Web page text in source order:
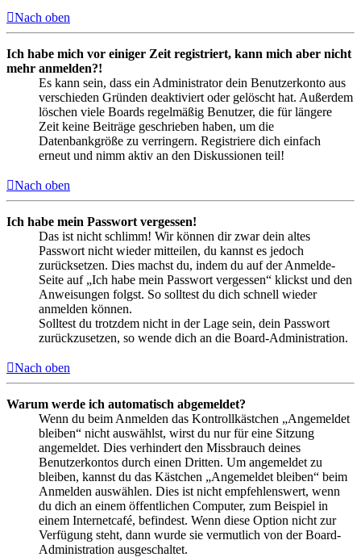
Nach oben
Ich habe mich vor einiger Zeit registriert, kann mich aber nicht
mehr anmelden?!
Es kann sein, dass ein Administrator dein Benutzerkonto aus
verschieden Gründen deaktiviert oder gelöscht hat. Außerdem
löschen viele Boards regelmäßig Benutzer, die für längere
Zeit keine Beiträge geschrieben haben, um die
Datenbankgröße zu verringern. Registriere dich einfach
erneut und nimm aktiv an den Diskussionen teil!
Nach oben
Ich habe mein Passwort vergessen!
Das ist nicht schlimm! Wir können dir zwar dein altes
Passwort nicht wieder mitteilen, du kannst es jedoch
zurücksetzen. Dies machst du, indem du auf der Anmelde-
Seite auf „Ich habe mein Passwort vergessen“ klickst und den
Anweisungen folgst. So solltest du dich schnell wieder
anmelden können.
Solltest du trotzdem nicht in der Lage sein, dein Passwort
zurückzusetzen, so wende dich an die Board-Administration.
Nach oben
Warum werde ich automatisch abgemeldet?
Wenn du beim Anmelden das Kontrollkästchen „Angemeldet
bleiben“ nicht auswählst, wirst du nur für eine Sitzung
angemeldet. Dies verhindert den Missbrauch deines
Benutzerkontos durch einen Dritten. Um angemeldet zu
bleiben, kannst du das Kästchen „Angemeldet bleiben“ beim
Anmelden auswählen. Dies ist nicht empfehlenswert, wenn
du dich an einem öffentlichen Computer, zum Beispiel in
einem Internetcafé, befindest. Wenn diese Option nicht zur
Verfügung steht, dann wurde sie vermutlich von der Board-
Administration ausgeschaltet.